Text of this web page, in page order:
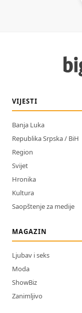
VIJESTI
Banja Luka
Republika Srpska / BiH
Region
Svijet
Hronika
Kultura
Saopštenje za medije
MAGAZIN
Ljubav i seks
Moda
ShowBiz
Zanimljivo